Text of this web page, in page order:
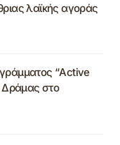
λαϊκής αγοράς
“Active
Δράμας στο